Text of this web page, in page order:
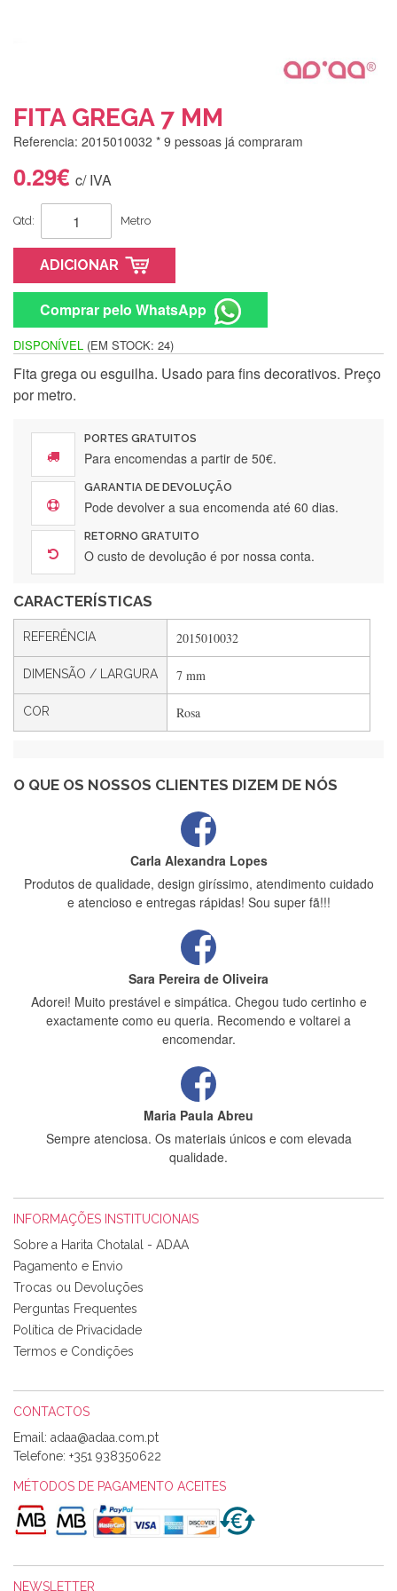
FITA GREGA 7 MM
Referencia: 2015010032 * 9 pessoas já compraram
0.29€ c/ IVA
Qtd: Metro
ADICIONAR
Comprar pelo WhatsApp
DISPONÍVEL (EM STOCK: 24)
Fita grega ou esguilha. Usado para fins decorativos. Preço
por metro.
PORTES GRATUITOS
Para encomendas a partir de 50€.
GARANTIA DE DEVOLUÇÃO
Pode devolver a sua encomenda até 60 dias.
RETORNO GRATUITO
O custo de devolução é por nossa conta.
CARACTERÍSTICAS
REFERÊNCIA 2015010032
DIMENSÃO / LARGURA 7 mm
COR Rosa
O QUE OS NOSSOS CLIENTES DIZEM DE NÓS
encomendar.
Silvia André
Gostei ,Serviço bastante rápido. recomendo
Rápido, atendimento 5*. Hoje chegará a segunda encomenda
feita de muitas certamente❤️
estrelas
Carla Alexandra Lopes
Produtos de qualidade, design giríssimo, atendimento cuidado
e atencioso e entregas rápidas! Sou super fã!!!
Sara Pereira de Oliveira
Adorei! Muito prestável e simpática. Chegou tudo certinho e
exactamente como eu queria. Recomendo e voltarei a
encomendar.
Maria Paula Abreu
Sempre atenciosa. Os materiais únicos e com elevada
qualidade.
Tudo chegou em condições, pois os produtos vieram muito
bem acondicionados. Estou plenamente satisfeita com os
produtos adquiridos. Relativamente à bolsa, tem um tecido
com um padrão e cores muito bonitas e a execução está
perfeitíssima. Futuramente penso voltar a comprar na vossa
loja, têm excelentes artigos a um preço muito justo. A
Alexandra Morais
Olá boa Noite. Os meus tecidos chegaram hoje. Muito
obrigada pelo miminho que dá um jeitaço pras minhas linhas
de bordar e não sei o que pões nos tecidos, mas que cheiram
maravilhosamente ... cheiram! :) Muito Obrigada.
INFORMAÇÕES INSTITUCIONAIS
Sobre a Harita Chotalal - ADAA
Pagamento e Envio
Trocas ou Devoluções
Perguntas Frequentes
Política de Privacidade
Termos e Condições
CONTACTOS
Email:
Telefone: +351 938350622
MÉTODOS DE PAGAMENTO ACEITES
NEWSLETTER